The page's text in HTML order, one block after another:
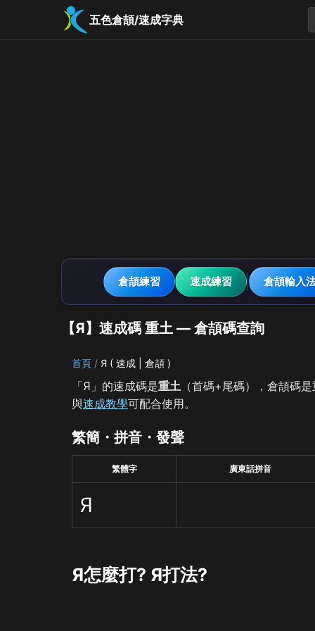
五色倉頡/速成字典
倉頡練習 速成練習 倉頡輸入
【Я】速成碼 重土 — 倉頡碼查詢
首頁 Я ( 速成 | 倉頡 )
「Я」的速成碼是重土 （首碼+尾碼），倉頡碼
與速成教學可配合使用。
繁簡・拼音・發聲
繁體字 廣東話拼音
Я
Я怎麼打? Я打法?